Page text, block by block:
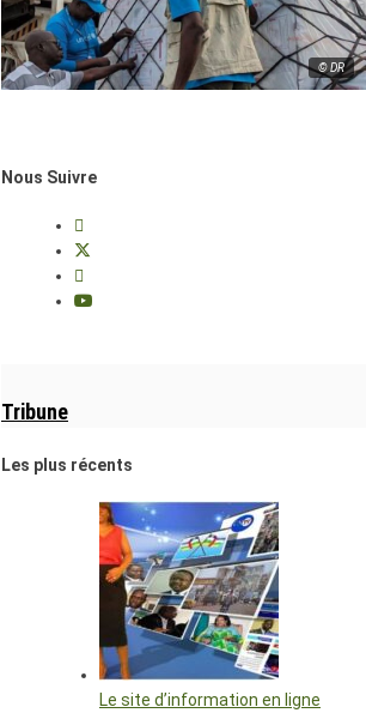
© DR
Nous Suivre
Tribune
Les plus récents
Le site d’information en ligne